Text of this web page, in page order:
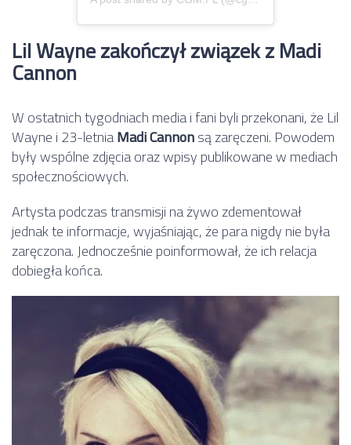
Lil Wayne zakończył związek z Madi
Cannon
W ostatnich tygodniach media i fani byli przekonani, że Lil
Wayne i 23-letniaMadi Cannonsą zaręczeni. Powodem
były wspólne zdjęcia oraz wpisy publikowane w mediach
społecznościowych.
Artysta podczas transmisji na żywo zdementował
jednak te informacje, wyjaśniając, że para nigdy nie była
zaręczona. Jednocześnie poinformował, że ich relacja
dobiegła końca.